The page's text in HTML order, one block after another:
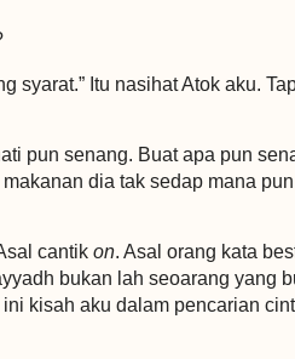
Itu nasihat Atok aku.
pun senang. Buat apa pun
dia tak sedap mana
cantik on. Asal orang kata
bukan lah seoarang yang
kisah aku dalam pencarian